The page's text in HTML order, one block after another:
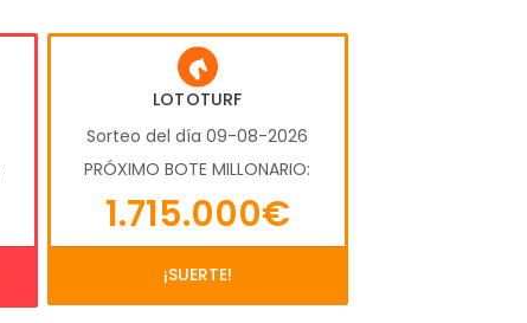
LOTOTURF
Sorteo del día 09-08-2026
PRÓXIMO BOTE MILLONARIO:
1.715.000€
¡SUERTE!